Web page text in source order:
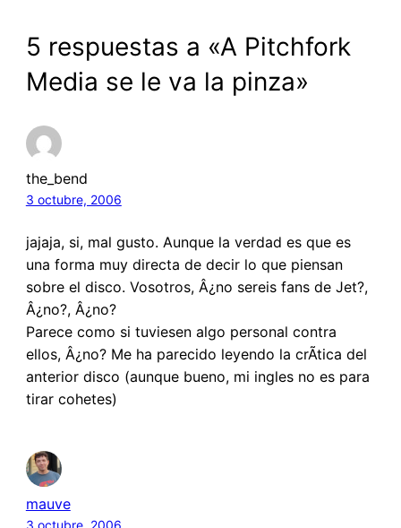
5 respuestas a «A Pitchfork
Media se le va la pinza»
the_bend
3 octubre, 2006
jajaja, si, mal gusto. Aunque la verdad es que es
una forma muy directa de decir lo que piensan
sobre el disco. Vosotros, Â¿no sereis fans de Jet?,
Â¿no?, Â¿no?
Parece como si tuviesen algo personal contra
ellos, Â¿no? Me ha parecido leyendo la crÃ­tica del
anterior disco (aunque bueno, mi ingles no es para
tirar cohetes)
mauve
3 octubre, 2006